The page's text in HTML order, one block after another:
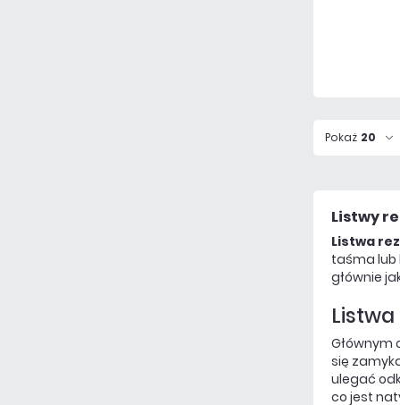
Pokaż 20
Listwy
Listwa
taśma lub
głównie
Głównym
się
ulegać
co jest